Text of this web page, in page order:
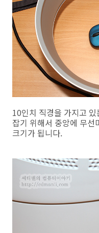
10인치 직경을 가지고
잡기 위해서 중앙에 무
크기가 됩니다.